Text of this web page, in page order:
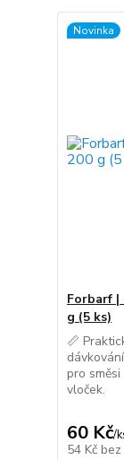
Novinka
Forbarf |
g (5 ks)
📏
pro
vloček.
60 Kč/
54 Kč bez